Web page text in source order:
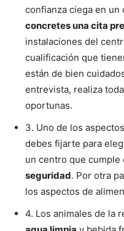
confianza ciega en un
concretes una cita
instalaciones del
cualificación que
están de bien
entrevista, realiza
oportunas.
3. Uno de los
debes fijarte para
un centro que cumple
seguridad. Por otra
los aspectos de
4. Los animales de la